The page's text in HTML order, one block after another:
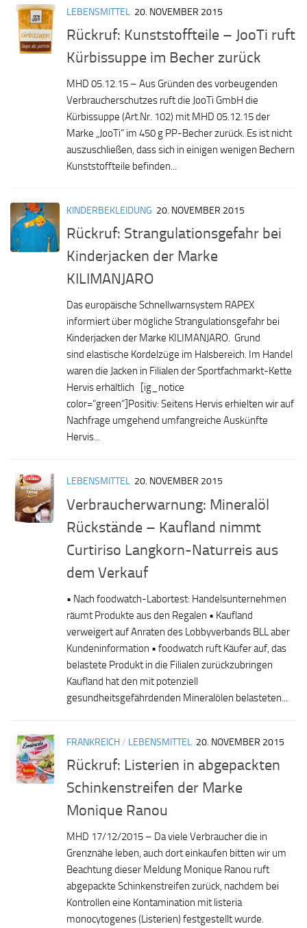
LEBENSMITTEL 20. NOVEMBER 2015
Rückruf: Kunststoffteile – JooTi ruft
Kürbissuppe im Becher zurück
MHD 05.12.15 – Aus Gründen des vorbeugenden
Verbraucherschutzes ruft die JooTi GmbH die
Kürbissuppe (Art.Nr. 102) mit MHD 05.12.15 der
Marke „JooTi“ im 450 g PP-Becher zurück. Es ist nicht
auszuschließen, dass sich in einigen wenigen Bechern
Kunststoffteile befinden...
KINDERBEKLEIDUNG 20. NOVEMBER 2015
Rückruf: Strangulationsgefahr bei
Kinderjacken der Marke
KILIMANJARO
Das europäische Schnellwarnsystem RAPEX
informiert über mögliche Strangulationsgefahr bei
Kinderjacken der Marke KILIMANJARO. Grund
sind elastische Kordelzüge im Halsbereich. Im Handel
waren die Jacken in Filialen der Sportfachmarkt-Kette
Hervis erhältlich [ig_notice
color=“green“]Positiv: Seitens Hervis erhielten wir auf
Nachfrage umgehend umfangreiche Auskünfte
Hervis...
LEBENSMITTEL 20. NOVEMBER 2015
Verbraucherwarnung: Mineralöl
Rückstände – Kaufland nimmt
Curtiriso Langkorn-Naturreis aus
dem Verkauf
• Nach foodwatch-Labortest: Handelsunternehmen
räumt Produkte aus den Regalen • Kaufland
verweigert auf Anraten des Lobbyverbands BLL aber
Kundeninformation • foodwatch ruft Käufer auf, das
belastete Produkt in die Filialen zurückzubringen
Kaufland hat den mit potenziell
gesundheitsgefährdenden Mineralölen belasteten...
FRANKREICH/ LEBENSMITTEL 20. NOVEMBER 2015
Rückruf: Listerien in abgepackten
Schinkenstreifen der Marke
Monique Ranou
MHD 17/12/2015 – Da viele Verbraucher die in
Grenznähe leben, auch dort einkaufen bitten wir um
Beachtung dieser Meldung Monique Ranou ruft
abgepackte Schinkenstreifen zurück, nachdem bei
Kontrollen eine Kontamination mit listeria
monocytogenes (Listerien) festgestellt wurde.